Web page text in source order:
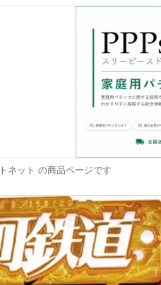
ネット の商品ページです